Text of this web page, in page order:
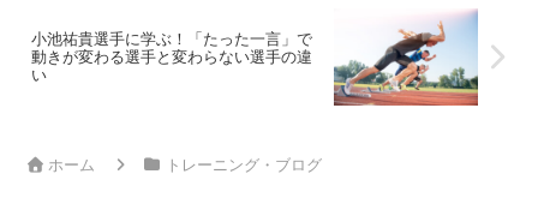
小池祐貴選手に学ぶ！「たった一言」で
動きが変わる選手と変わらない選手の違
い
ホーム トレーニング・ブログ